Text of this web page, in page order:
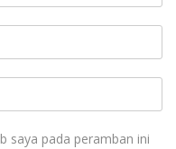
saya pada peramban ini